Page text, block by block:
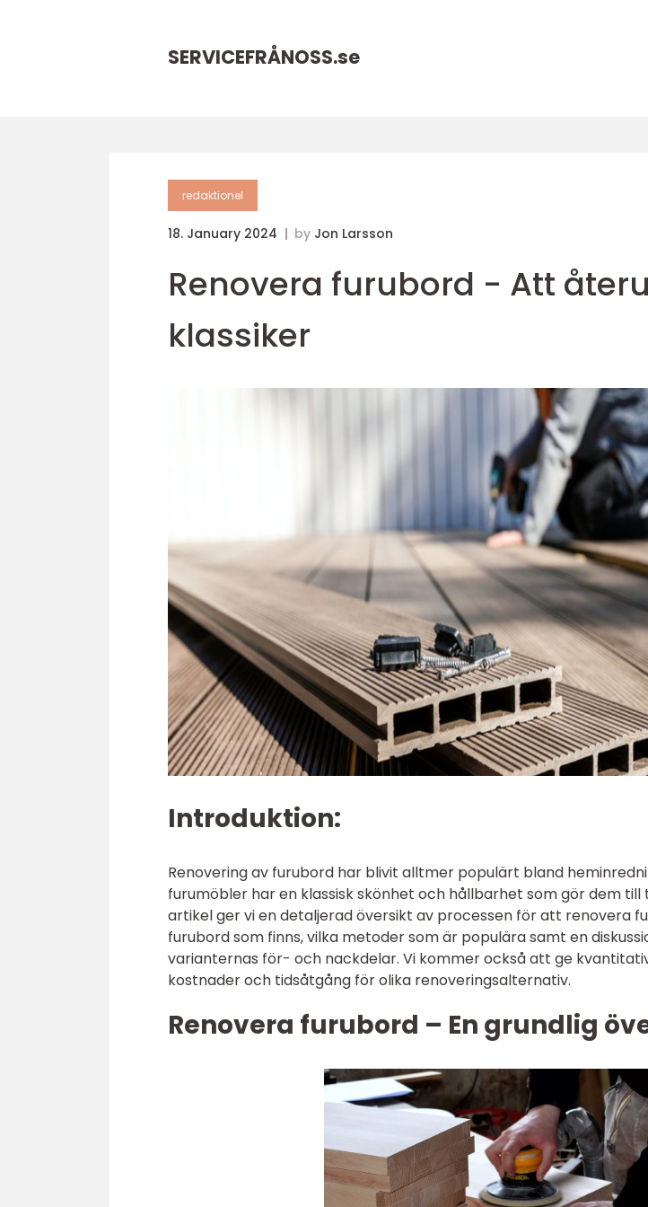
SERVICEFRÅNOSS.se
redaktionel
18. January 2024 by Jon Larsson
Renovera furubord - Att
klassiker
Introduktion:
Renovering av furubord har blivit alltmer populärt bland
furumöbler har en klassisk skönhet och hållbarhet som gör dem till
artikel ger vi en detaljerad översikt av processen för att renovera
furubord som finns, vilka metoder som är populära samt en
varianternas för- och nackdelar. Vi kommer också att ge
kostnader och tidsåtgång för olika renoveringsalternativ.
Renovera furubord – En grundlig